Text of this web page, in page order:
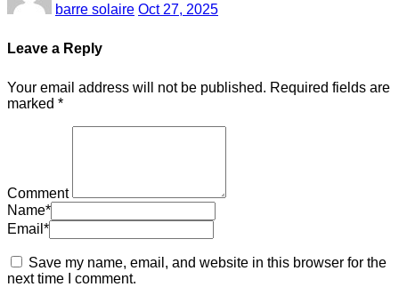
barre solaire Oct 27, 2025
Leave a Reply
Your email address will not be published. Required fields are
marked *
Comment
Name*
Email *
Save my name, email, and website in this browser for the
next time I comment.